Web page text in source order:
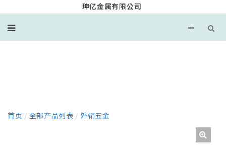
珅亿金属有限公司
首页 / 全部产品列表 / 外销五金